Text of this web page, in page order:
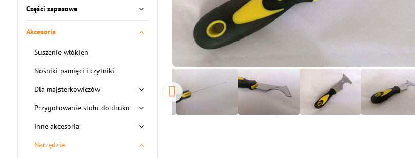
Części zapasowe
Akcesoria
Suszenie włókien
Nośniki pamięci i czytniki
Dla majsterkowiczów
Przygotowanie stołu do druku
Inne akcesoria
Narzędzie